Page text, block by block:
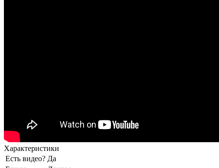
Характеристики
Есть видео? Да